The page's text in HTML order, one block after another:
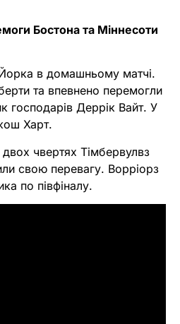
Бостона та Міннесоти
в домашньому матчі.
та впевнено перемогли
господарів Деррік Вайт. У
Харт.
чвертях Тімбервулвз
свою перевагу. Ворріорз
по півфіналу.